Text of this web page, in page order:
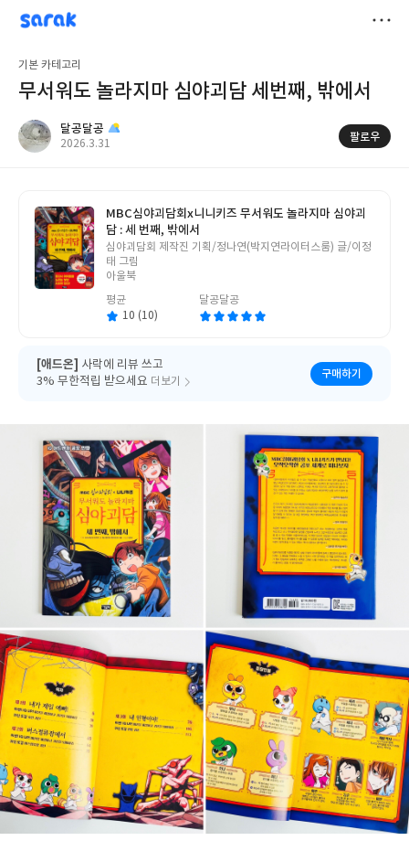
sarak
달공달공
기본 카테고리
무서워도 놀라지마 심야괴담 세번째, 밖에서
달공달공
작
2026.3.31
팔로우
MBC심야괴담회x니니키즈 무서워도 놀라지마 심야괴
담 : 세 번째, 밖에서
글
쓴
이
심야괴담회 제작진 기획/정나연(박지연라이터스룸) 글/이정
태 그림
아울북
평균
10 (10)
달공달공
[애드온] 사락에 리뷰 쓰고
3% 무한적립 받으세요 더보기
구매하기